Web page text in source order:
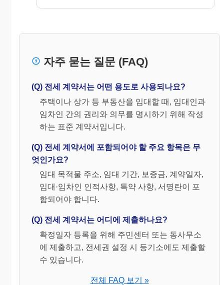
자주 묻는 질문 (FAQ)
(Q) 전세 계약서는 어떤 용도로 사용되나요?
주택이나 상가 등 부동산을 임대할 때, 임대인과
임차인 간의 권리와 의무를 명시하기 위해 작성
하는 표준 계약서입니다.
(Q) 전세 계약서에 포함되어야 할 주요 항목은 무
엇인가요?
임대 목적물 주소, 임대 기간, 보증금, 계약일자,
임대·임차인 인적사항, 특약 사항, 서명란이 포
함되어야 합니다.
(Q) 전세 계약서는 어디에 제출하나요?
확정일자 등록을 위해 주민센터 또는 동사무소
에 제출하고, 전세권 설정 시 등기소에도 제출할
수 있습니다.
전체 FAQ 보기 »